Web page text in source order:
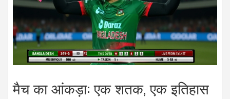
मैच का आंकड़ा: एक शतक, एक इतिहास